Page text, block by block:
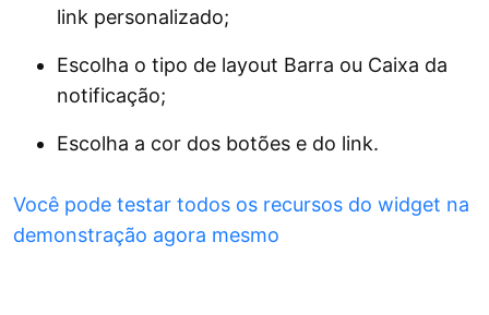
link personalizado;
Escolha o tipo de layout Barra ou Caixa da
notificação;
Escolha a cor dos botões e do link.
Você pode testar todos os recursos do widget na
demonstração agora mesmo